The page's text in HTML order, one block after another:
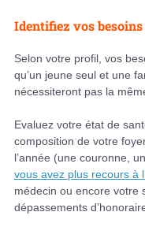
Identifiez vos besoins
Selon votre profil, vos
qu’un jeune seul et une
nécessiteront pas la
Evaluez votre état de
composition de votre
l’année (une couronne,
vous avez plus recours à
médecin ou encore votre
dépassements